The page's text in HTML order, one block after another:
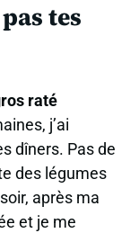
tes
raté
j’ai
dîners. Pas de
des légumes
après ma
et je me